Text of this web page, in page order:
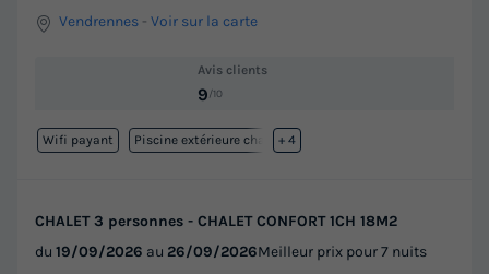
Vendrennes -Voir sur la carte
Avis clients
9/10
Wifi payant Piscine extérieure chauffée
+ 4
CHALET 3 personnes - CHALET CONFORT 1CH 18M2
du 19/09/2026 au 26/09/2026Meilleur prix pour 7 nuits